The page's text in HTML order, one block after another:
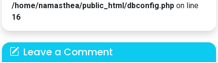
/home/namasthea/public_html/dbconfig.php on line
16
Leave a Comment